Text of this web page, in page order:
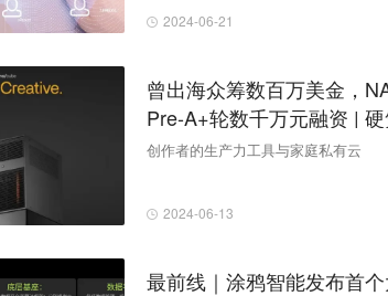
2024-06-21
曾出海众筹数百万美金，
Pre-A+轮数千万元融资 |
创作者的生产力工具与家庭私有云
2024-06-13
最前线｜涂鸦智能发布首